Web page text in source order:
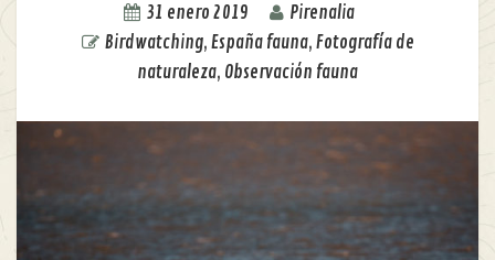
31 enero 2019
Pirenalia
Birdwatching, España fauna, Fotografía de
naturaleza, Observación fauna